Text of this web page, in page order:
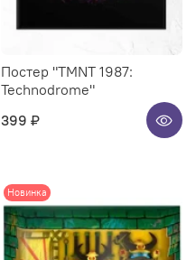
Постер "TMNT 1987:
Technodrome"
399 ₽
Новинка